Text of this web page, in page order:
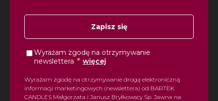
Zapisz się
Wyrażam zgodę na otrzymywanie
newslettera * więcej
Wyrażam zgodę na otrzymywanie drogą elektroniczną
informacji marketingowych (newslettera) od BARTEK
CANDLES Małgorzata i Janusz Bryłkowscy Sp. Jawna na